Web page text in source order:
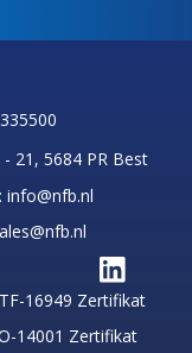
21, 5684 PR Best
info@nfb.nl
16949 Zertifikat
14001 Zertifikat